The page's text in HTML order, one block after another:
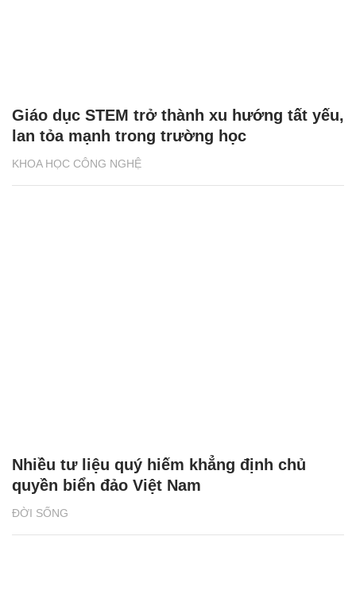
KHOA HỌC CÔNG NGHỆ
Giáo dục STEM trở thành xu hướng tất yếu,
lan tỏa mạnh trong trường học
ĐỜI SỐNG
Nhiều tư liệu quý hiếm khẳng định chủ
quyền biển đảo Việt Nam